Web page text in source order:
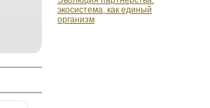
экосистема, как единый
организм